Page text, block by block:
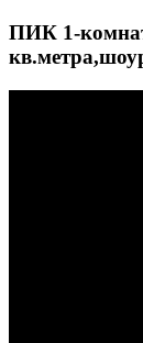
ПИК 1-